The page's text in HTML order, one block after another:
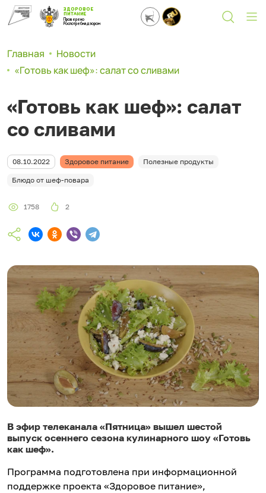
ЗДОРОВОЕ
ПИТАНИЕ
Проверено
Роспотребнадзором
Главная
Новости
«Готовь как шеф»: салат со сливами
«Готовь как шеф»: салат
со сливами
08.10.2022 Здоровое питание Полезные продукты
Блюдо от шеф-повара
1758 2
В эфир телеканала «Пятница» вышел шестой
выпуск осеннего сезона кулинарного шоу «Готовь
как шеф».
Программа подготовлена при информационной
поддержке проекта «Здоровое питание»,